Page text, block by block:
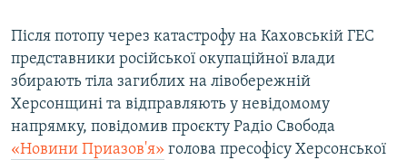
Усі сайти RFE/RL
Після потопу через катастрофу на Каховській ГЕС
представники російської окупаційної влади
збирають тіла загиблих на лівобережній
Херсонщині та відправляють у невідомому
напрямку, повідомив проєкту Радіо Свобода
«Новини Приазов'я» голова пресофісу Херсонської